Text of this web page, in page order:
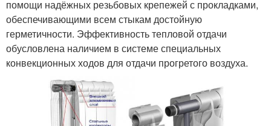
помощи надёжных резьбовых крепежей с прокладками,
обеспечивающими всем стыкам достойную
герметичности. Эффективность тепловой отдачи
обусловлена наличием в системе специальных
конвекционных ходов для отдачи прогретого воздуха.